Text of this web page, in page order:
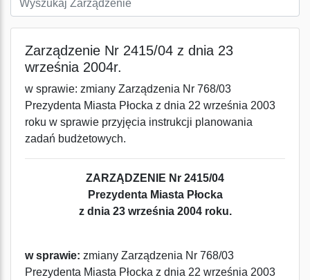
Zarządzenie Nr 2415/04 z dnia 23
września 2004r.
w sprawie: zmiany Zarządzenia Nr 768/03
Prezydenta Miasta Płocka z dnia 22 września 2003
roku w sprawie przyjęcia instrukcji planowania
zadań budżetowych.
ZARZĄDZENIE Nr 2415/04
Prezydenta Miasta Płocka
z dnia 23 września 2004 roku.
w sprawie: zmiany Zarządzenia Nr 768/03
Prezydenta Miasta Płocka z dnia 22 września 2003